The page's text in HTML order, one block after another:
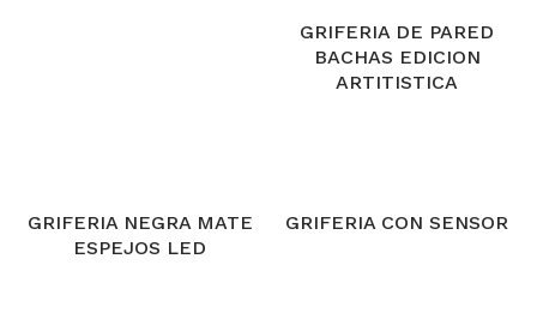
GRIFERIA DE PARED
BACHAS EDICION
ARTITISTICA
GRIFERIA NEGRA MATE
ESPEJOS LED
GRIFERIA CON SENSOR